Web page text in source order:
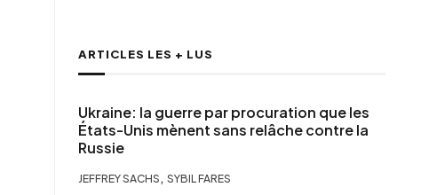
ARTICLES LES + LUS
Ukraine: la guerre par procuration que les
États-Unis mènent sans relâche contre la
Russie
JEFFREY SACHS , SYBIL FARES